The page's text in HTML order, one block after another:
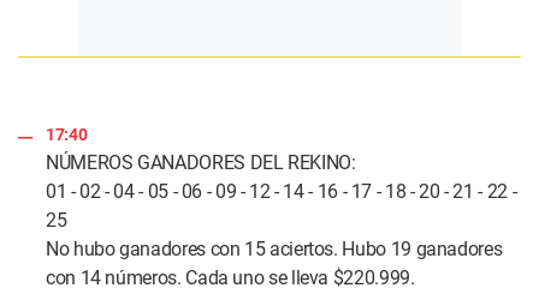
17:40
NÚMEROS GANADORES DEL REKINO:
01 - 02 - 04 - 05 - 06 - 09 - 12 - 14 - 16 - 17 - 18 - 20 - 21 - 22 -
25
No hubo ganadores con 15 aciertos. Hubo 19 ganadores
con 14 números. Cada uno se lleva $220.999.